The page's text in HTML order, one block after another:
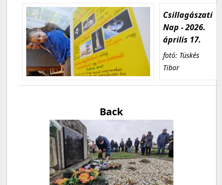
Csillagászati
Nap - 2026.
április 17.
fotó: Tüskés
Tibor
Back